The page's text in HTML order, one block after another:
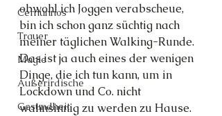
Cernunnos
Trauer
Magie
Außerirdische
Gesundheit
obwohl ich Joggen verabscheue,
bin ich schon ganz süchtig nach
meiner täglichen Walking-Runde.
Das ist ja auch eines der wenigen
Dinge, die ich tun kann, um in
Lockdown und Co. nicht
wahnsinnig zu werden zu Hause.